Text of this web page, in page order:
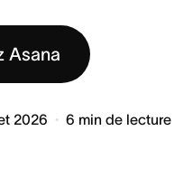
Asana
2026 6 min de lecture